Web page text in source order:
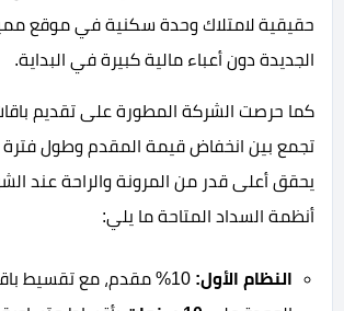
حقيقية لامتلاك وحدة سكنية في موقع
الجديدة دون أعباء مالية كبيرة في البداية.
كما حرصت الشركة المطورة على تقديم
تجمع بين انخفاض قيمة المقدم وطول فترة
يحقق أعلى قدر من المرونة والراحة عند
أنظمة السداد المتاحة ما يلي:
النظام الأول:
10% مقدم، مع تقسيط